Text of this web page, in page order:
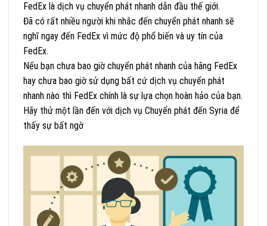
FedEx là dịch vụ chuyển phát nhanh dẫn đầu thế giới.
Đã có rất nhiều người khi nhắc đến chuyển phát nhanh sẽ
nghĩ ngay đến FedEx vì mức độ phổ biến và uy tín của
FedEx.
Nếu bạn chưa bao giờ chuyển phát nhanh của hãng FedEx
hay chưa bao giờ sử dụng bất cứ dịch vụ chuyển phát
nhanh nào thì FedEx chính là sự lựa chọn hoàn hảo của bạn.
Hãy thử một lần đến với dịch vụ Chuyển phát đến Syria để
thấy sự bất ngờ